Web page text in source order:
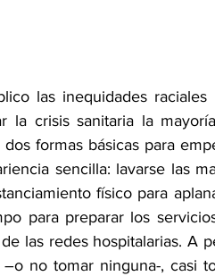
las inequidades raciales
la crisis sanitaria la
formas básicas para
sencilla: lavarse las
físico para
para preparar los
las redes hospitalarias. A
no tomar ninguna-, casi